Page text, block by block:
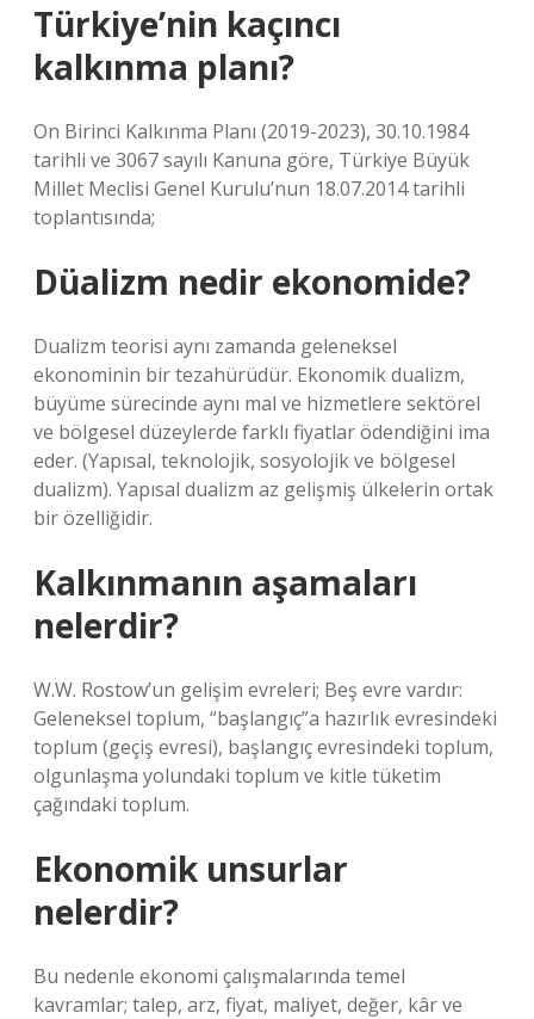
Türkiye’nin kaçıncı
kalkınma planı?
On Birinci Kalkınma Planı (2019-2023), 30.10.1984
tarihli ve 3067 sayılı Kanuna göre, Türkiye Büyük
Millet Meclisi Genel Kurulu’nun 18.07.2014 tarihli
toplantısında;
Düalizm nedir ekonomide?
Dualizm teorisi aynı zamanda geleneksel
ekonominin bir tezahürüdür. Ekonomik dualizm,
büyüme sürecinde aynı mal ve hizmetlere sektörel
ve bölgesel düzeylerde farklı fiyatlar ödendiğini ima
eder. (Yapısal, teknolojik, sosyolojik ve bölgesel
dualizm). Yapısal dualizm az gelişmiş ülkelerin ortak
bir özelliğidir.
Kalkınmanın aşamaları
nelerdir?
W.W. Rostow’un gelişim evreleri; Beş evre vardır:
Geleneksel toplum, “başlangıç”a hazırlık evresindeki
toplum (geçiş evresi), başlangıç ​​evresindeki toplum,
olgunlaşma yolundaki toplum ve kitle tüketim
çağındaki toplum.
Ekonomik unsurlar
nelerdir?
Bu nedenle ekonomi çalışmalarında temel
kavramlar; talep, arz, fiyat, maliyet, değer, kâr ve